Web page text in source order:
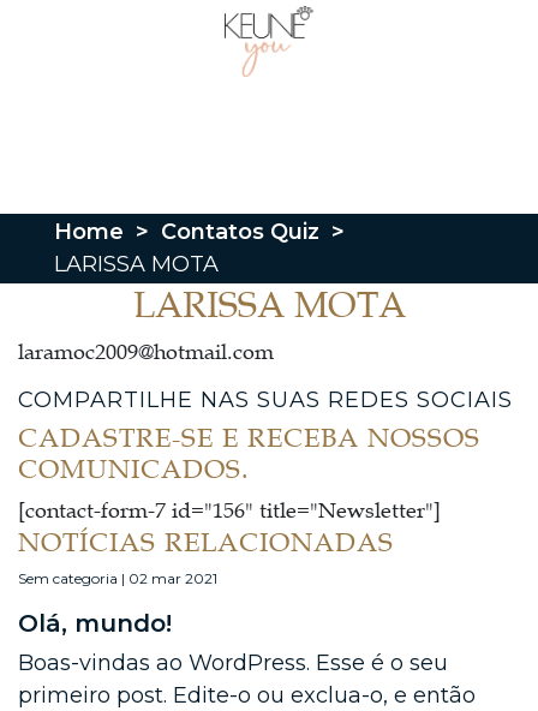
Home > Contatos Quiz >
LARISSA MOTA
LARISSA MOTA
laramoc2009@hotmail.com
COMPARTILHE NAS SUAS REDES SOCIAIS
CADASTRE-SE E RECEBA NOSSOS
COMUNICADOS.
[contact-form-7 id="156" title="Newsletter"]
NOTÍCIAS RELACIONADAS
Sem categoria | 02 mar 2021
Olá, mundo!
Boas-vindas ao WordPress. Esse é o seu
primeiro post. Edite-o ou exclua-o, e então